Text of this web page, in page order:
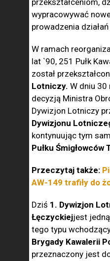
przekształceniom,
wypracowywać
prowadzenia
W ramach
lat `90, 251 Pułk
został
Lotniczy. W dniu 30
decyzją Ministra
Dywizjon Lotniczy
Dywizjonu
kontynuując tym
Pułku
Przeczytaj także:
AW-149 trafiły do
Dziś 1. Dywizjon
Łęczyckiejjest
tego typu
Brygady Kawalerii
przeznaczony jest